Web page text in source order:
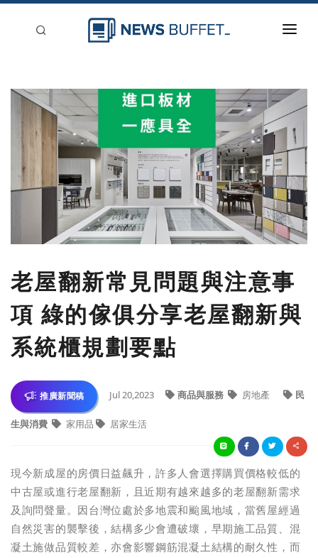
新聞稿分類
登入
刊登
老屋翻新常見問題與注意事
項 綠的傢俱分享老屋翻新與
系統櫃規劃要點
推廣新聞稿 Jul 20,2023 商品與服務 房地產 民
生與消費 家用品 居家生活
現今新成屋的房價日益飆升，許多人會選擇購買價格較低的
中古屋或進行老屋翻新，且近期有越來越多的老屋翻新需求
及詢問聲量。因台灣位處於多地震和颱風地域，當舊屋經過
自然災害的襲擊後，結構多少會遭破壞，早期施工品質、混
凝土施做品質較差，亦會影響鋼筋混凝土結構的耐久性，而